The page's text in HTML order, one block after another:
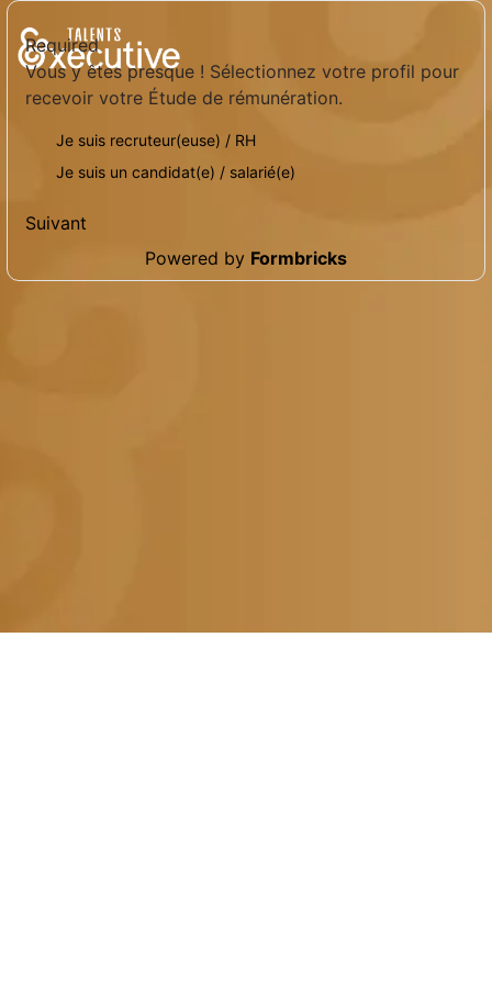
Required
Vous y êtes presque ! Sélectionnez votre profil pour
recevoir votre Étude de rémunération.
Je suis recruteur(euse) / RH
Je suis un candidat(e) / salarié(e)
Suivant
Powered by Formbricks